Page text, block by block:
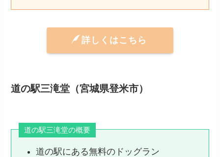
詳しくはこちら
道の駅三滝堂（宮城県登米市）
道の駅三滝堂の概要
道の駅にある無料のドッグラン